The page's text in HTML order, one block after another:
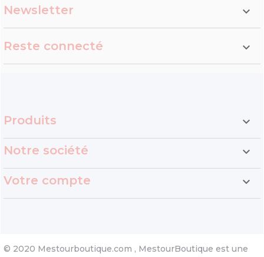
Newsletter 
Reste connecté 
Produits

Notre société

Votre compte

© 2020 Mestourboutique.com , MestourBoutique est une